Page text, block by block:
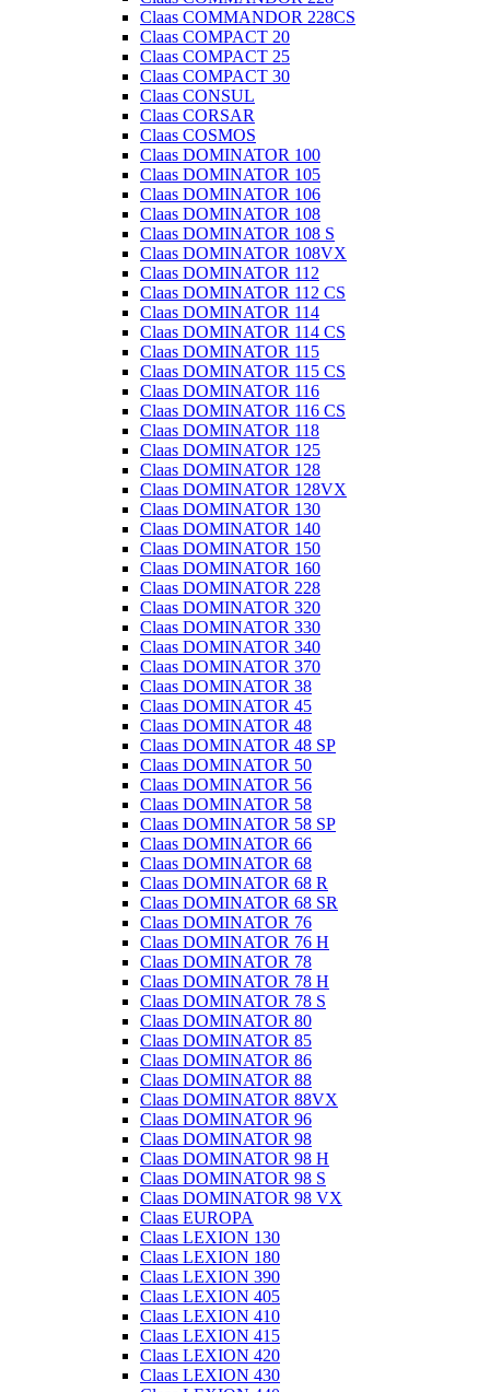
Claas COMMANDOR 228CS
Claas COMPACT 20
Claas COMPACT 25
Claas COMPACT 30
Claas CONSUL
Claas CORSAR
Claas COSMOS
Claas DOMINATOR 100
Claas DOMINATOR 105
Claas DOMINATOR 106
Claas DOMINATOR 108
Claas DOMINATOR 108 S
Claas DOMINATOR 108VX
Claas DOMINATOR 112
Claas DOMINATOR 112 CS
Claas DOMINATOR 114
Claas DOMINATOR 114 CS
Claas DOMINATOR 115
Claas DOMINATOR 115 CS
Claas DOMINATOR 116
Claas DOMINATOR 116 CS
Claas DOMINATOR 118
Claas DOMINATOR 125
Claas DOMINATOR 128
Claas DOMINATOR 128VX
Claas DOMINATOR 130
Claas DOMINATOR 140
Claas DOMINATOR 150
Claas DOMINATOR 160
Claas DOMINATOR 228
Claas DOMINATOR 320
Claas DOMINATOR 330
Claas DOMINATOR 340
Claas DOMINATOR 370
Claas DOMINATOR 38
Claas DOMINATOR 45
Claas DOMINATOR 48
Claas DOMINATOR 48 SP
Claas DOMINATOR 50
Claas DOMINATOR 56
Claas DOMINATOR 58
Claas DOMINATOR 58 SP
Claas DOMINATOR 66
Claas DOMINATOR 68
Claas DOMINATOR 68 R
Claas DOMINATOR 68 SR
Claas DOMINATOR 76
Claas DOMINATOR 76 H
Claas DOMINATOR 78
Claas DOMINATOR 78 H
Claas DOMINATOR 78 S
Claas DOMINATOR 80
Claas DOMINATOR 85
Claas DOMINATOR 86
Claas DOMINATOR 88
Claas DOMINATOR 88VX
Claas DOMINATOR 96
Claas DOMINATOR 98
Claas DOMINATOR 98 H
Claas DOMINATOR 98 S
Claas DOMINATOR 98 VX
Claas EUROPA
Claas LEXION 130
Claas LEXION 180
Claas LEXION 390
Claas LEXION 405
Claas LEXION 410
Claas LEXION 415
Claas LEXION 420
Claas LEXION 430